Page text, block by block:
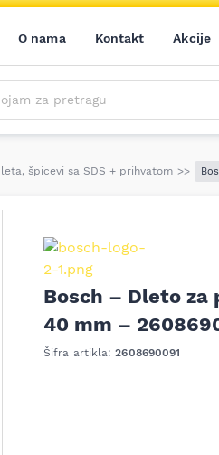
O nama Kontakt Akcije
špicevi sa SDS + prihvatom >>
Bosch – Dleto za
40 mm –
Šifra artikla:2608690091